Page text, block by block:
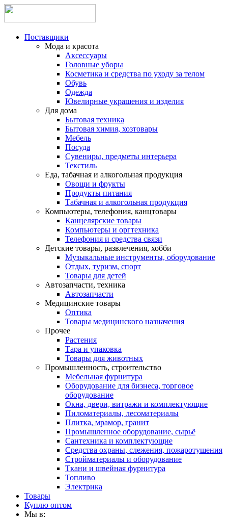
Поставщики
Мода и красота
Аксессуары
Головные уборы
Косметика и средства по уходу за телом
Обувь
Одежда
Ювелирные украшения и изделия
Для дома
Бытовая техника
Бытовая химия, хозтовары
Мебель
Посуда
Сувениры, предметы интерьера
Текстиль
Еда, табачная и алкогольная продукция
Овощи и фрукты
Продукты питания
Табачная и алкогольная продукция
Компьютеры, телефония, канцтовары
Канцелярские товары
Компьютеры и оргтехника
Телефония и средства связи
Детские товары, развлечения, хобби
Музыкальные инструменты, оборудование
Отдых, туризм, спорт
Товары для детей
Автозапчасти, техника
Автозапчасти
Медицинские товары
Оптика
Товары медицинского назначения
Прочее
Растения
Тара и упаковка
Товары для животных
Промышленность, строительство
Мебельная фурнитура
Оборудование для бизнеса, торговое
оборудование
Окна, двери, витражи и комплектующие
Пиломатериалы, лесоматериалы
Плитка, мрамор, гранит
Промышленное оборудование, сырьё
Сантехника и комплектующие
Средства охраны, слежения, пожаротушения
Стройматериалы и оборудование
Ткани и швейная фурнитура
Топливо
Электрика
Товары
Куплю оптом
Мы в: